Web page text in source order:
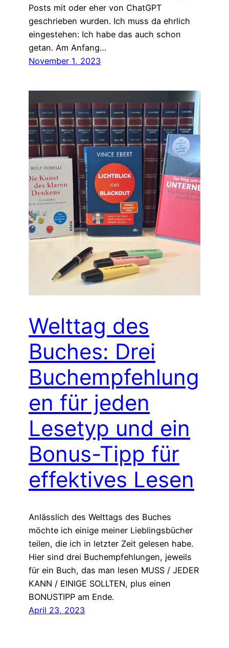
Posts mit oder eher von ChatGPT
geschrieben wurden. Ich muss da ehrlich
eingestehen: Ich habe das auch schon
getan. Am Anfang…
November 1, 2023
Welttag des
Buches: Drei
Buchempfehlung
en für jeden
Lesetyp und ein
Bonus-Tipp für
effektives Lesen
Anlässlich des Welttags des Buches
möchte ich einige meiner Lieblingsbücher
teilen, die ich in letzter Zeit gelesen habe.
Hier sind drei Buchempfehlungen, jeweils
für ein Buch, das man lesen MUSS / JEDER
KANN / EINIGE SOLLTEN, plus einen
BONUSTIPP am Ende.
April 23, 2023